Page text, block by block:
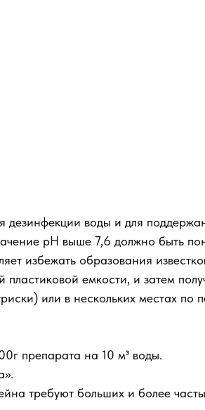
дезинфекции воды и для
рН выше 7,6 должно быть
избежать образования
пластиковой емкости, и затем
или в нескольких местах
препарата на 10 м³ воды.
требуют больших и более